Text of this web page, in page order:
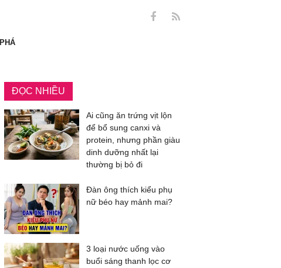
ĐỌC NHIỀU
Ai cũng ăn trứng vịt lộn
để bổ sung canxi và
protein, nhưng phần giàu
dinh dưỡng nhất lại
thường bị bỏ đi
Đàn ông thích kiểu phụ
nữ béo hay mảnh mai?
3 loại nước uống vào
buổi sáng thanh lọc cơ